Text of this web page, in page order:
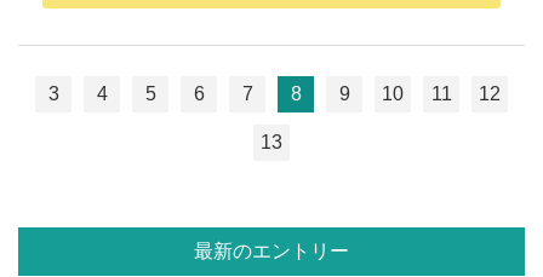
3 4 5 6 7 8 9 10 11 12
13
最新のエントリー